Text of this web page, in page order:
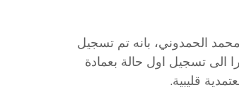
محمد الحمدوني، بانه تم تسجيل
الى تسجيل اول حالة بعمادة